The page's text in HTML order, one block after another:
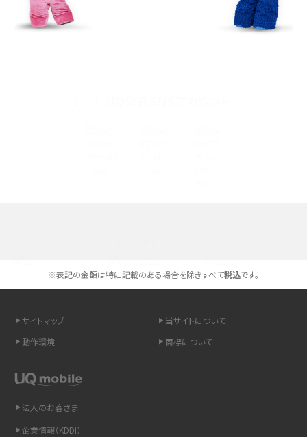
iPhone 16とiPhone 15の違いは？カメラ・スペック・機能を徹底比較
LINEの通知がこない時の原因と対処法9選！設定の確認手順も解説
非通知設定とは？184で電話をかける方法やiPhone・Androidの設定を解説
iCloudの使用容量を減らす9つの方法！使用状況の確認手順も紹介
※表記の金額は特に記載のある場合を除きすべて税込です。
サイトマップ
当サイトについて
動作環境
商標について
法人のお客さま
企業情報（KDDI）